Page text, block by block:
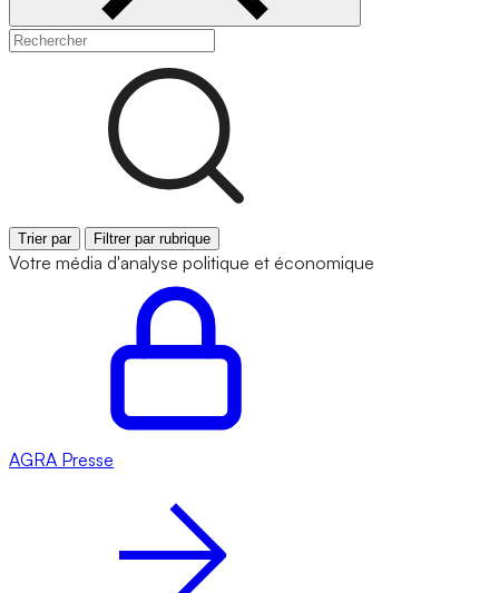
Trier par Filtrer par rubrique
Votre média d'analyse politique et économique
AGRA Presse